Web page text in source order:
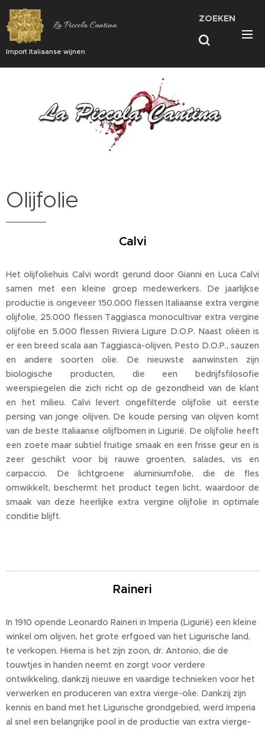
La Piccola Cantina
Import Italiaanse wijnen
ZOEKEN
Olijfolie
Calvi
Het olijfoliehuis Calvi wordt gerund door Gianni en Luca Calvi
samen met een kleine groep medewerkers. De jaarlijkse
productie is ongeveer 150.000 flessen Italiaanse extra vergine
olijfolie, 25.000 flessen Taggiasca monocultivar extra vergine
olijfolie en 5.000 flessen Riviera Ligure D.O.P. Naast oliëen is
er een breed scala aan Taggiasca-olijven, Pesto D.O.P., sauzen
en andere soorten olie. De nieuwste aanwinsten zijn
biologische producten, die een bedrijfsfilosofie
weerspiegelen die zich richt op de gezondheid van de klant
en het milieu. Calvi levert ongefilterde olijfolie uit eerste
persing van jonge olijven. De koude persing van olijven komt
van de beste Italiaanse olijfbomen in Ligurië. De olijfolie heeft
een zoete maar subtiel fruitige smaak en een frisse geur en is
zeer geschikt voor bij rauwe groenten, salades, vis en
carpaccio. De lichtgroene aluminiumfolie, die de fles
omwikkelt, beschermt het product tegen licht, waardoor de
smaak van deze heerlijke extra vergine olijfolie in optimale
conditie blijft.
Raineri
In 1910 opende Leonardo Raineri in Imperia (Ligurië) een kleine
winkel om olijven, het grote erfgoed van het Ligurische land,
te verkopen. Hierna is het zijn zoon, dr. Antonio, die de
touwtjes in handen neemt en zorgt voor verdere
ontwikkeling, dankzij nieuwe en vaardige technieken voor het
verwerken en produceren van extra vierge-olie. Dankzij zijn
kennis en band met het Ligurische grondgebied, werd Imperia
al snel een belangrijke pool in de productie van extra vierge-